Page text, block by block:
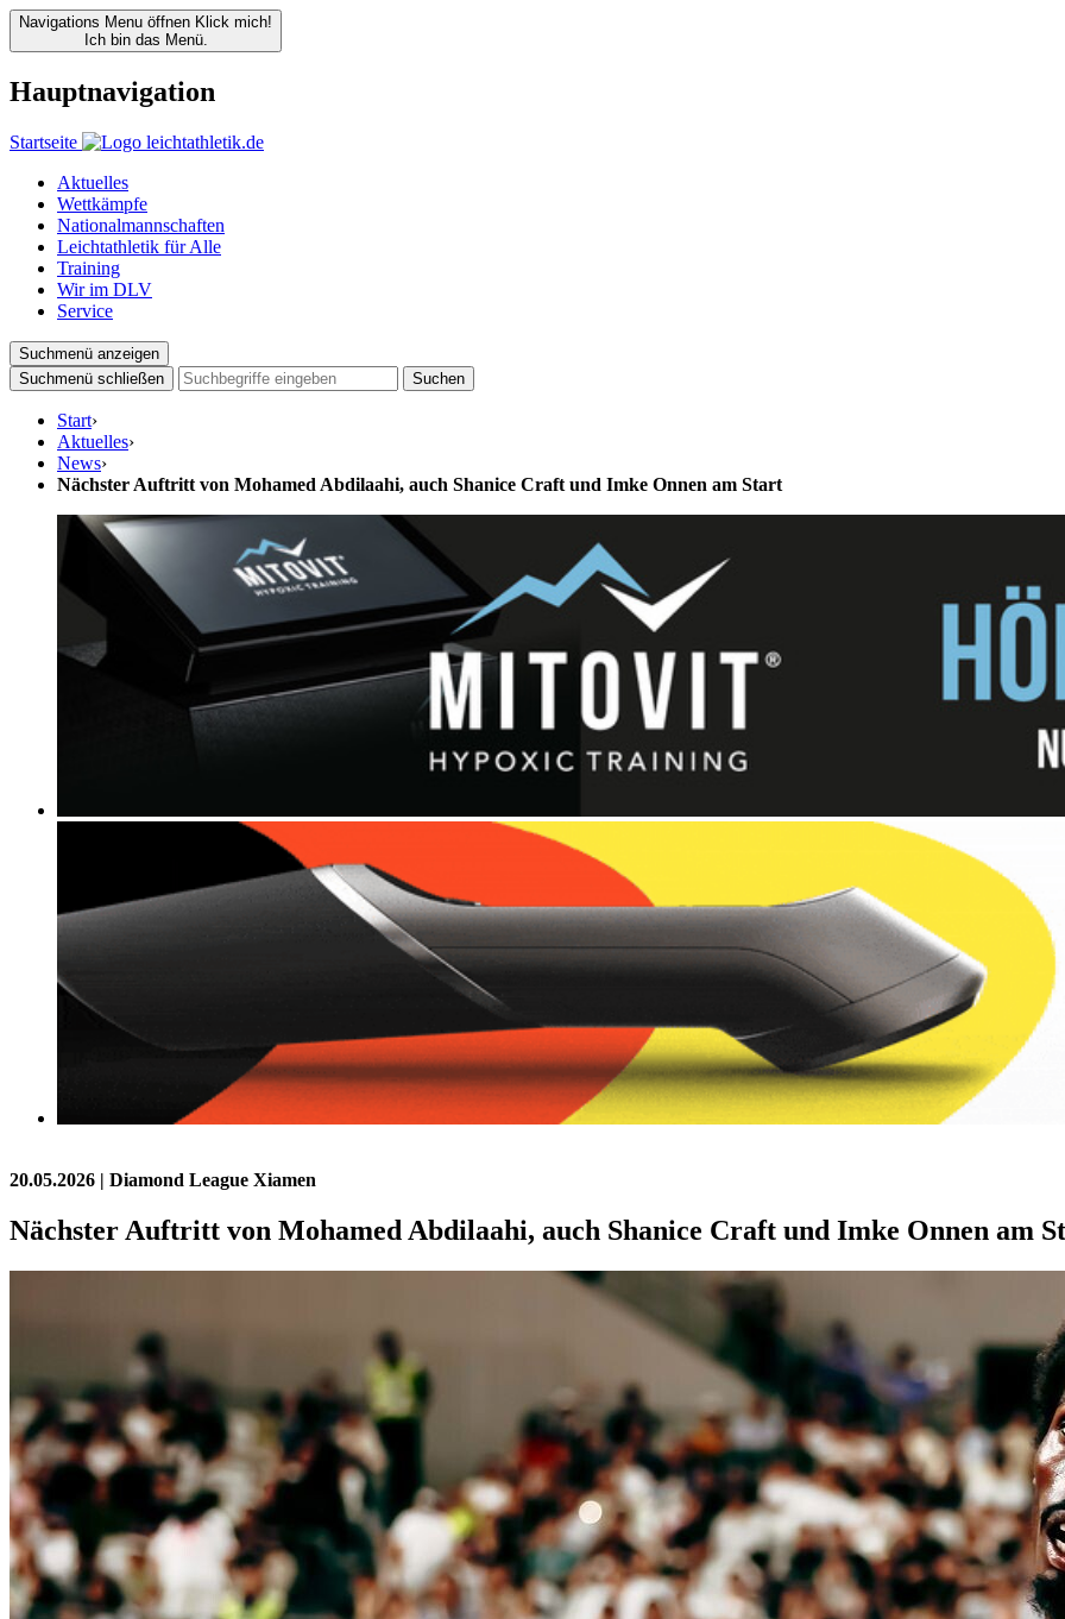
Navigations Menu öffnen Klick mich!
Ich bin das Menü.
Hauptnavigation
Startseite
Aktuelles
Wettkämpfe
Nationalmannschaften
Leichtathletik für Alle
Training
Wir im DLV
Service
Suchmenü anzeigen
Suchmenü schließen
Suchen
Start›
Aktuelles›
News›
Nächster Auftritt von Mohamed Abdilaahi, auch Shanice Craft und Imke Onnen am Start
20.05.2026 | Diamond League Xiamen
Nächster Auftritt von Mohamed Abdilaahi, auch Shanice Craft und Imke Onnen am